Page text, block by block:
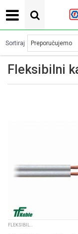
POVOLJNE CENE
Fleksibilni
Sortiraj
FLEKSIBILNI KABLOVI